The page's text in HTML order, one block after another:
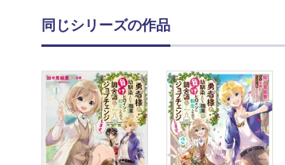
同じシリーズの作品